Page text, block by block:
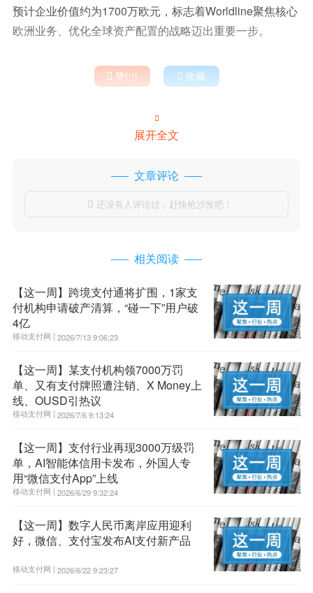
预计企业价值约为1700万欧元，标志着Worldline聚焦核心
欧洲业务、优化全球资产配置的战略迈出重要一步。
 赞()  收藏

展开全文
文章评论
 还没有人评论过，赶快抢沙发吧！
相关阅读
【这一周】跨境支付通将扩围，1家支
付机构申请破产清算，“碰一下”用户破
4亿
移动支付网 | 2026/7/13 9:06:23
【这一周】某支付机构领7000万罚
单、又有支付牌照遭注销、X Money上
线、OUSD引热议
移动支付网 | 2026/7/6 9:13:24
【这一周】支付行业再现3000万级罚
单，AI智能体信用卡发布，外国人专
用“微信支付App”上线
移动支付网 | 2026/6/29 9:32:24
【这一周】数字人民币离岸应用迎利
好，微信、支付宝发布AI支付新产品
移动支付网 | 2026/6/22 9:23:27